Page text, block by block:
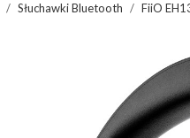
Słuchawki Bluetooth FiiO